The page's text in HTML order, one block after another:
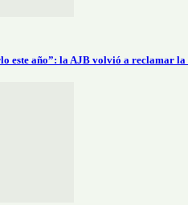
este año”: la AJB volvió a reclamar